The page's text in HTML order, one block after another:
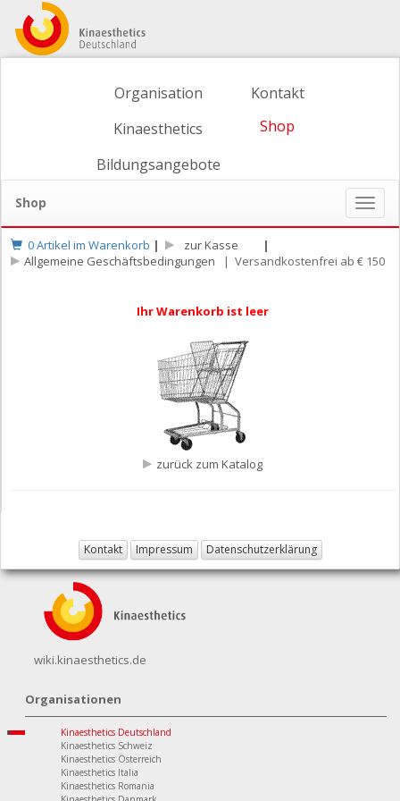
Organisation
Kinaesthetics
Bildungsangebote
Kontakt
Shop
Shop
ein-/
0 Artikel im Warenkorb | zur Kasse
|
Allgemeine Geschäftsbedingungen | Versandkostenfrei ab € 150
Ihr Warenkorb ist leer
zurück zum Katalog
Kontakt Impressum Datenschutzerklärung
wiki.kinaesthetics.de
Organisationen
Kinaesthetics Deutschland
Kinaesthetics Schweiz
Kinaesthetics Österreich
Kinaesthetics Italia
Kinaesthetics Romania